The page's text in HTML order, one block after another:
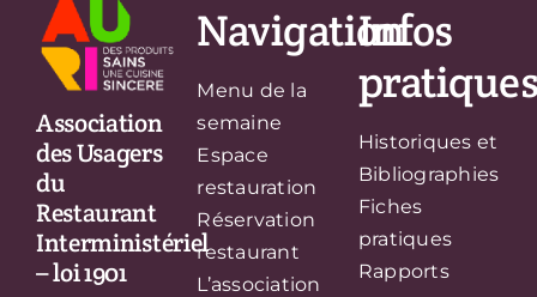
Association
des Usagers
du
Restaurant
Interministériel
– loi 1901
Navigation
Menu de la
semaine
Espace
restauration
Réservation
restaurant
L’association
Infos
Historiques et
Bibliographies
Fiches
pratiques
Rapports